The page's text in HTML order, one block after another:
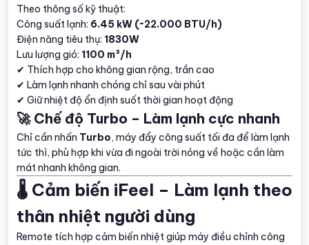
Theo thông số kỹ thuật:
Công suất lạnh: 6.45 kW (~22.000 BTU/h)
Điện năng tiêu thụ: 1830W
Lưu lượng gió: 1100 m³/h
✔ Thích hợp cho không gian rộng, trần cao
✔ Làm lạnh nhanh chóng chỉ sau vài phút
✔ Giữ nhiệt độ ổn định suốt thời gian hoạt động
🚀 Chế độ Turbo – Làm lạnh cực nhanh
Chỉ cần nhấn Turbo, máy đẩy công suất tối đa để làm lạnh
tức thì, phù hợp khi vừa đi ngoài trời nóng về hoặc cần làm
mát nhanh không gian.
🌡️ Cảm biến iFeel – Làm lạnh theo
thân nhiệt người dùng
Remote tích hợp cảm biến nhiệt giúp máy điều chỉnh công